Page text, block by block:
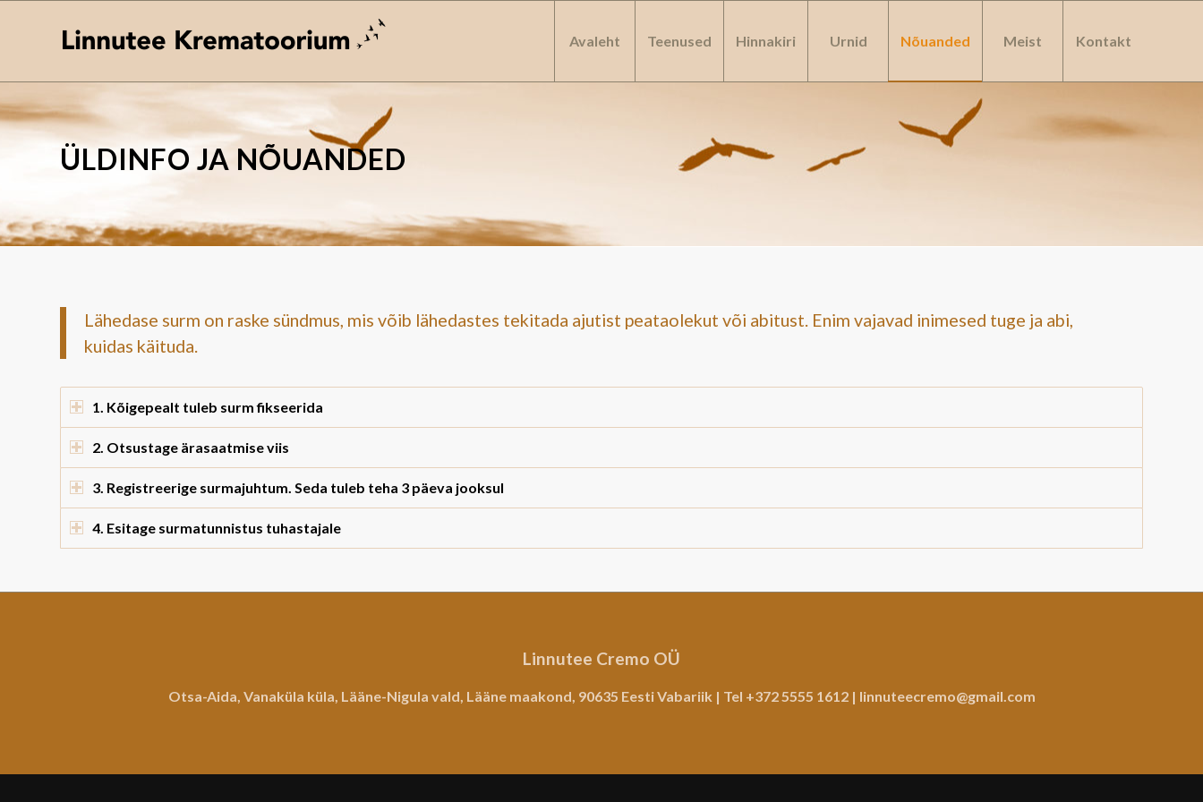
Avaleht Teenused Hinnakiri Urnid Nõuanded Meist Kontakt
ÜLDINFO JA NÕUANDED
Lähedase surm on raske sündmus, mis võib lähedastes tekitada ajutist peataolekut või abitust. Enim vajavad inimesed tuge ja abi,
kuidas käituda.
1. Kõigepealt tuleb surm fikseerida
2. Otsustage ärasaatmise viis
3. Registreerige surmajuhtum. Seda tuleb teha 3 päeva jooksul
4. Esitage surmatunnistus tuhastajale
Linnutee Cremo OÜ
Otsa-Aida, Vanaküla küla, Lääne-Nigula vald, Lääne maakond, 90635 Eesti Vabariik | Tel +372 5555 1612| linnuteecremo@gmail.com